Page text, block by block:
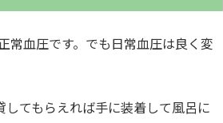
血圧です。でも日常血圧は良く変
てもらえれば手に装着して風呂に